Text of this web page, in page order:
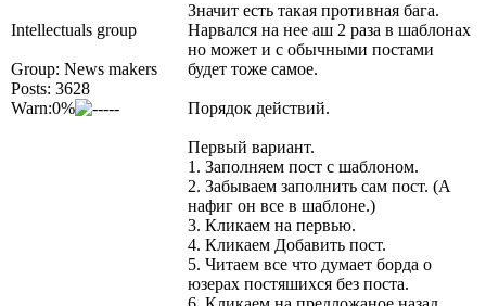
Intellectuals group
Group: News makers
Posts: 3628
Warn:0%
Значит есть такая противная бага.
Нарвался на нее аш 2 раза в шаблонах
но может и с обычными постами
будет тоже самое.
Порядок действий.
Первый вариант.
1. Заполняем пост с шаблоном.
2. Забываем заполнить сам пост. (А
нафиг он все в шаблоне.)
3. Кликаем на первью.
4. Кликаем Добавить пост.
5. Читаем все что думает борда о
юзерах постяшихся без поста.